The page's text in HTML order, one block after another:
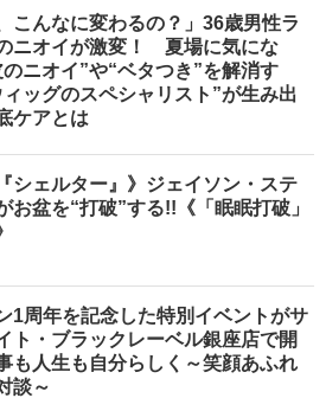
こんなに変わるの？」36歳男性ラ
ニオイが激変！ 夏場に気にな
のニオイ”や“ベタつき”を解消す
ィッグのスペシャリスト”が生み出
ケアとは
シェルター』》ジェイソン・ステ
お盆を“打破”する!!《「眠眠打破」
1周年を記念した特別イベントがサ
ト・ブラックレーベル銀座店で開
人生も自分らしく～笑顔あふれ
談～